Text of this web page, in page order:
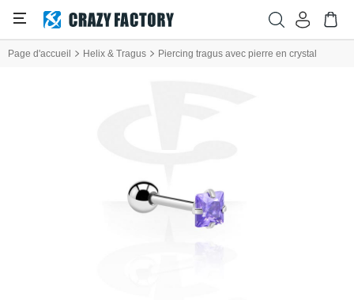
Page d'accueil Helix & Tragus Piercing tragus avec pierre en crystal